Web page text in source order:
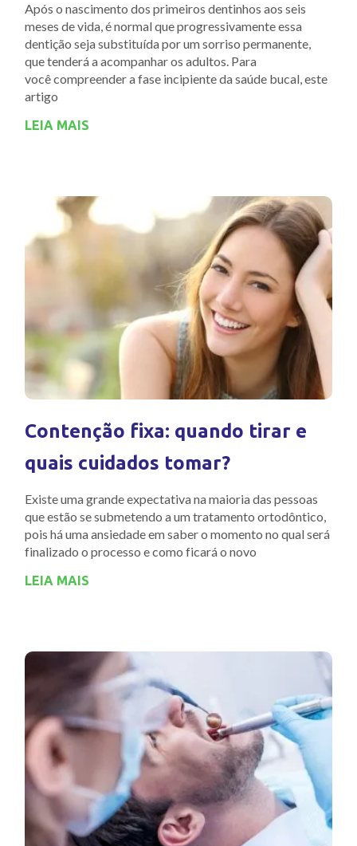
Após o nascimento dos primeiros dentinhos aos seis
meses de vida, é normal que progressivamente essa
dentição seja substituída por um sorriso permanente,
que tenderá a acompanhar os adultos. Para
você compreender a fase incipiente da saúde bucal, este
artigo
LEIA MAIS
Contenção fixa: quando tirar e
quais cuidados tomar?
Existe uma grande expectativa na maioria das pessoas
que estão se submetendo a um tratamento ortodôntico,
pois há uma ansiedade em saber o momento no qual será
finalizado o processo e como ficará o novo
LEIA MAIS